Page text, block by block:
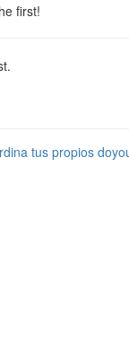
first!
tus propios